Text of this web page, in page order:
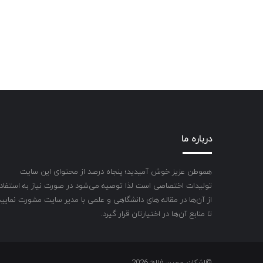
درباره ما
هموطن عزیز خوش آمیدید؛ پنجاه درصد از محتوای این سایت
تولیدات اختصاصی است لذا توصیه می‌شود در صورت نیاز به
از آن‌ها در مقاله های دانشگاهی و علمی با مدیر سایت مشورت
تا منابع آن‌ها در اختیارتان قرار گیرد.